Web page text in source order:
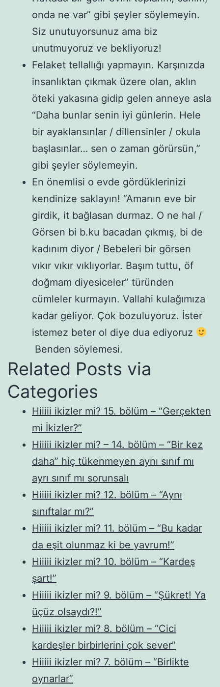
onda ne var” gibi şeyler söylemeyin.
Siz unutuyorsunuz ama biz
unutmuyoruz ve bekliyoruz!
Felaket tellallığı yapmayın. Karşınızda
insanlıktan çıkmak üzere olan, aklın
öteki yakasına gidip gelen anneye asla
“Daha bunlar senin iyi günlerin. Hele
bir ayaklansınlar / dillensinler / okula
başlasınlar… sen o zaman görürsün,”
gibi şeyler söylemeyin.
En önemlisi o evde gördüklerinizi
kendinize saklayın! “Amanın eve bir
girdik, it bağlasan durmaz. O ne hal /
Görsen bi b.ku bacadan çıkmış, bi de
kadınım diyor / Bebeleri bir görsen
vıkır vıkır vıklıyorlar. Başım tuttu, öf
doğmam diyesiceler” türünden
cümleler kurmayın. Vallahi kulağımıza
kadar geliyor. Çok bozuluyoruz. İster
istemez beter ol diye dua ediyoruz
Benden söylemesi.
Related Posts via
Categories
Hiiiii ikizler mi? 15. bölüm – “Gerçekten
mi İkizler?”
Hiiiii ikizler mi? – 14. bölüm – “Bir kez
daha” hiç tükenmeyen aynı sınıf mı
ayrı sınıf mı sorunsalı
Hiiiii ikizler mi? 12. bölüm – “Aynı
sınıftalar mı?”
Hiiiii ikizler mi? 11. bölüm – “Bu kadar
da eşit olunmaz ki be yavrum!”
Hiiiii ikizler mi? 10. bölüm – “Kardeş
şart!”
Hiiiii ikizler mi? 9. bölüm – “Şükret! Ya
üçüz olsaydı?!”
Hiiiii ikizler mi? 8. bölüm – “Cici
kardeşler birbirlerini çok sever”
Hiiiii ikizler mi? 7. bölüm – “Birlikte
oynarlar”